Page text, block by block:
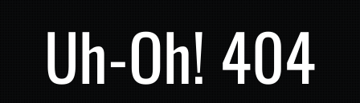
Uh-Oh! 404